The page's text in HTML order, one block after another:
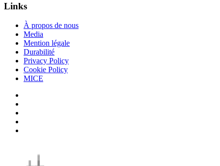
Links
À propos de nous
Media
Mention légale
Durabilité
Privacy Policy
Cookie Policy
MICE